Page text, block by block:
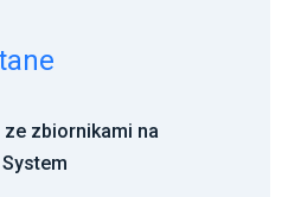
zbiornikami na